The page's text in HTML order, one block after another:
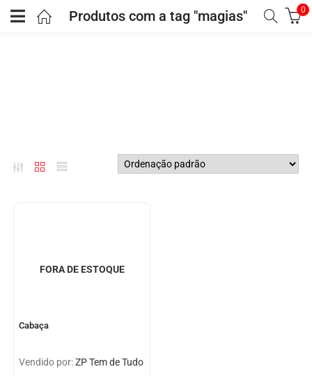
Produtos com a tag "magias" 0
FORA DE ESTOQUE
Cabaça
Vendido por:ZP Tem de Tudo